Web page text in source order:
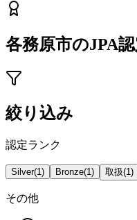
各務原市のJPA
絞り込み
認定ランク
Silver(1) Bronze(1) 取扱(1)
その他